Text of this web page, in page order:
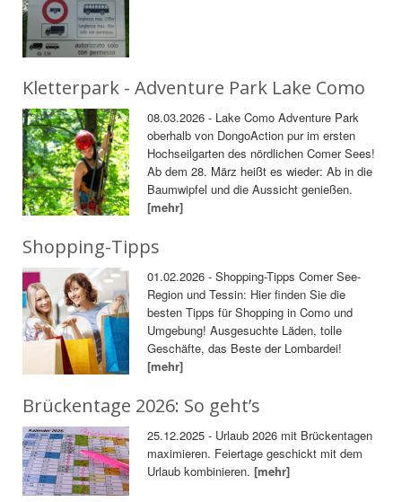
Kletterpark - Adventure Park Lake Como
08.03.2026 - Lake Como Adventure Park
oberhalb von DongoAction pur im ersten
Hochseilgarten des nördlichen Comer Sees!
Ab dem 28. März heißt es wieder: Ab in die
Baumwipfel und die Aussicht genießen.
[mehr]
Shopping-Tipps
01.02.2026 - Shopping-Tipps Comer See-
Region und Tessin: Hier finden Sie die
besten Tipps für Shopping in Como und
Umgebung! Ausgesuchte Läden, tolle
Geschäfte, das Beste der Lombardei!
[mehr]
Brückentage 2026: So geht’s
25.12.2025 - Urlaub 2026 mit Brückentagen
maximieren. Feiertage geschickt mit dem
Urlaub kombinieren.[mehr]